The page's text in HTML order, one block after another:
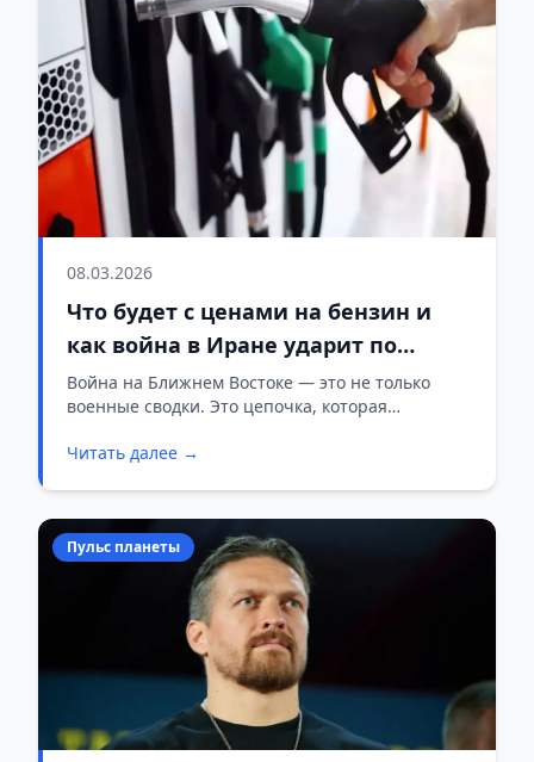
08.03.2026
Что будет с ценами на бензин и
как война в Иране ударит по
обычному человеку
Война на Ближнем Востоке — это не только
военные сводки. Это цепочка, которая
заливе и заканчивается на обычной заправке.
Читать далее →
Пульс планеты